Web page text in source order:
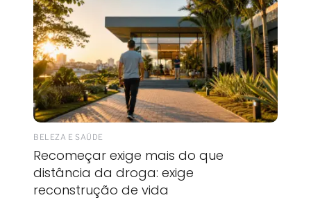
BELEZA E SAÚDE
Recomeçar exige mais do que
distância da droga: exige
reconstrução de vida